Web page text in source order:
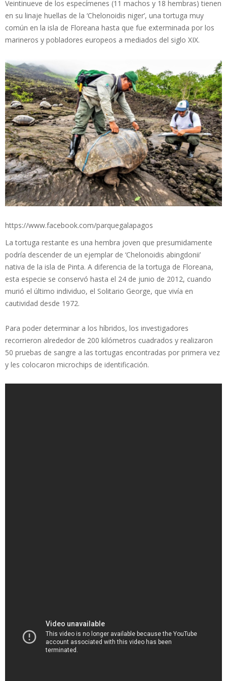
Veintinueve de los especímenes (11 machos y 18 hembras) tienen
en su linaje huellas de la ‘Chelonoidis niger’, una tortuga muy
común en la isla de Floreana hasta que fue exterminada por los
marineros y pobladores europeos a mediados del siglo XIX.
https://www.facebook.com/parquegalapagos
La tortuga restante es una hembra joven que presumidamente
podría descender de un ejemplar de ‘Chelonoidis abingdonii’
nativa de la isla de Pinta. A diferencia de la tortuga de Floreana,
esta especie se conservó hasta el 24 de junio de 2012, cuando
murió el último individuo, el Solitario George, que vivía en
cautividad desde 1972.
Para poder determinar a los híbridos, los investigadores
recorrieron alrededor de 200 kilómetros cuadrados y realizaron
50 pruebas de sangre a las tortugas encontradas por primera vez
y les colocaron microchips de identificación.